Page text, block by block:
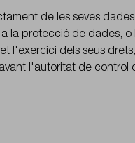
de les seves
a la protecció de dades,
l'exercici dels seus
l'autoritat de control